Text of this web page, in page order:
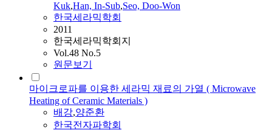
Kuk,Han, In-Sub,Seo, Doo-Won
한국세라믹학회
2011
한국세라믹학회지
Vol.48 No.5
원문보기
마이크로파를 이용한 세라믹 재료의 가열 ( Microwave
Heating of Ceramic Materials )
배강,양준환
한국전자파학회